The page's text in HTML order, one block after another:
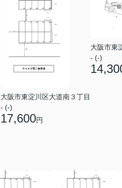
大阪市東淀川区大道南３丁目
- (-)
17,600円
大阪市東
- (-)